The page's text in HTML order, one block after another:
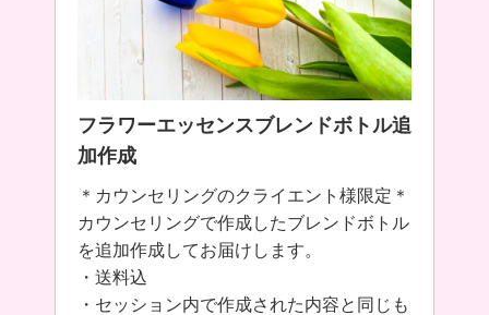
フラワーエッセンスブレンドボトル追
加作成
＊カウンセリングのクライエント様限定＊
カウンセリングで作成したブレンドボトル
を追加作成してお届けします。
・送料込
・セッション内で作成された内容と同じも